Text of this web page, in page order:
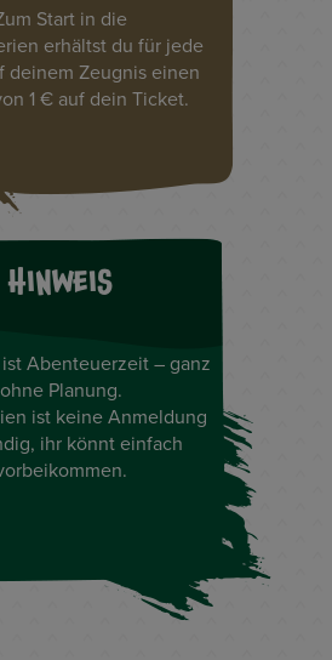
Start in die
erhältst du für jede
deinem Zeugnis einen
1 € auf dein Ticket.
HINWEIS
Abenteuerzeit – ganz
ohne Planung.
ist keine Anmeldung
ihr könnt einfach